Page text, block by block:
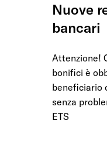
Nuove
bancari
Attenzione!
bonifici è
beneficiario
senza
ETS